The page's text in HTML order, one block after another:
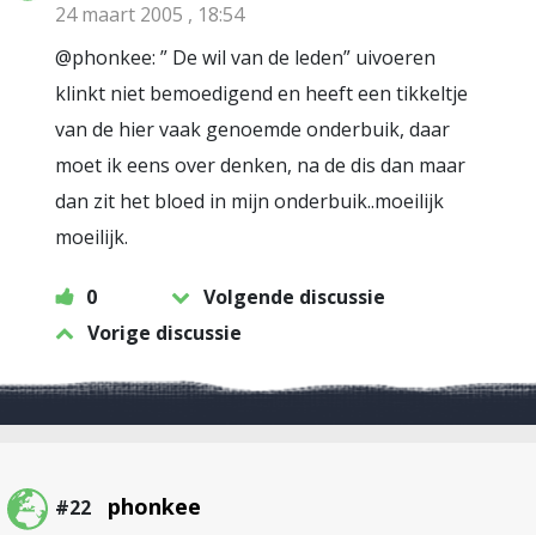
24 maart 2005 , 18:54
@phonkee: ” De wil van de leden” uivoeren
klinkt niet bemoedigend en heeft een tikkeltje
van de hier vaak genoemde onderbuik, daar
moet ik eens over denken, na de dis dan maar
dan zit het bloed in mijn onderbuik..moeilijk
moeilijk.
0
Volgende discussie
Vorige discussie
#22 phonkee